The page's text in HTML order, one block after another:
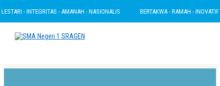
- INTEGRITAS - AMANAH - NASIONALIS BERTAKWA - RAMAH - INOVATIF -